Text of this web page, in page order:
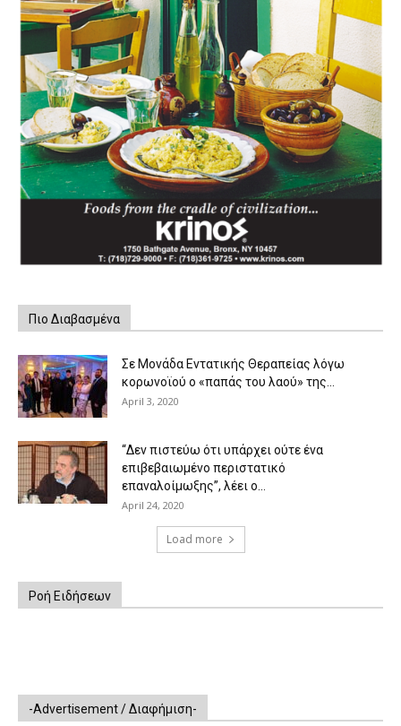
Πιο Διαβασμένα
Σε Μονάδα Εντατικής Θεραπείας λόγω
κορωνοϊού ο «παπάς του λαού» της...
April 3, 2020
“Δεν πιστεύω ότι υπάρχει ούτε ένα
επιβεβαιωμένο περιστατικό
επαναλοίμωξης”, λέει ο...
April 24, 2020
Load more
Ροή Ειδήσεων
-Advertisement / Διαφήμιση-